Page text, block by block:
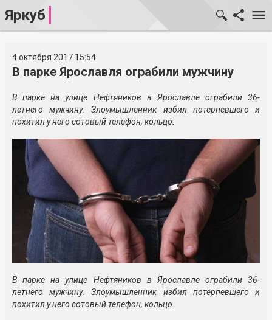
Яркуб
4 октября 2017 15:54
В парке Ярославля ограбили мужчину
В парке на улице Нефтяников в Ярославле ограбили 36-
летнего мужчину. Злоумышленник избил потерпевшего и
похитил у него сотовый телефон, кольцо.
В парке на улице Нефтяников в Ярославле ограбили 36-
летнего мужчину. Злоумышленник избил потерпевшего и
похитил у него сотовый телефон, кольцо.